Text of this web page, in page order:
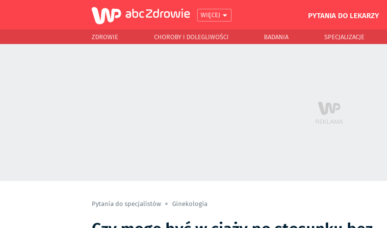
WIĘCEJ PYTANIA DO LEKARZY
ZDROWIE CHOROBY I DOLEGLIWOŚCI BADANIA SPECJALIZACJE
Pytania do specjalistów Ginekologia